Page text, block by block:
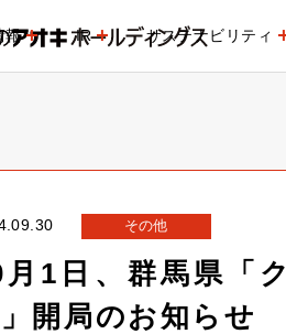
報 IR サステナビリティ
その他
月1日、群馬県「
開局のお知らせ